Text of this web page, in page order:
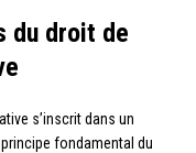
du droit de
s’inscrit dans un
fondamental du